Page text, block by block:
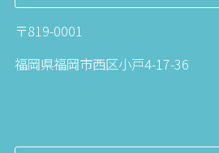
〒819-0001
福岡県福岡市西区小戸4-17-36